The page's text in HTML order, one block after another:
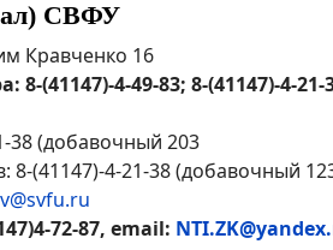
СВФУ
Кравченко 16
(41147)-4-49-83; 8-(41147)-4-21-
38 (добавочный 203
8-(41147)-4-21-38 (добавочный
72-87, email: